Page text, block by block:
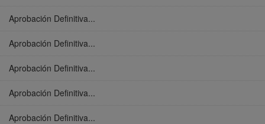
Aprobación Definitiva...
Aprobación Definitiva...
Aprobación Definitiva...
Aprobación Definitiva...
Aprobación Definitiva...